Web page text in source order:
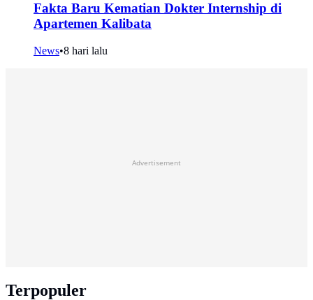
Fakta Baru Kematian Dokter Internship di
Apartemen Kalibata
News•8 hari lalu
Advertisement
Terpopuler